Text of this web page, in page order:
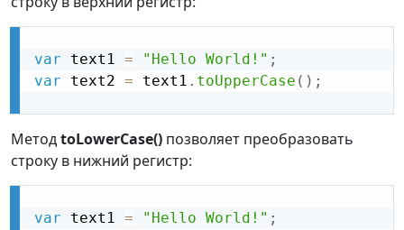
var text1 = "Hello World!" ;
var text2 = text1 . toUpperCase ( ) ;
МетодtoLowerCase() позволяет преобразовать
строку в нижний регистр:
var text1 = "Hello World!" ;